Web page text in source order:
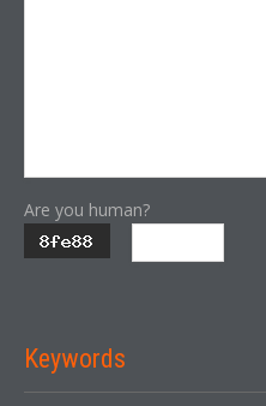
Are you human?
Keywords